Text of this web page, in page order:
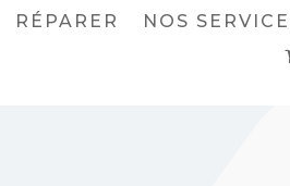
RÉPARER NOS